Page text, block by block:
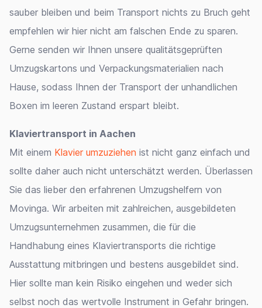
sauber bleiben und beim Transport nichts zu Bruch geht
empfehlen wir hier nicht am falschen Ende zu sparen.
Gerne senden wir Ihnen unsere qualitätsgeprüften
Umzugskartons und Verpackungsmaterialien nach
Hause, sodass Ihnen der Transport der unhandlichen
Boxen im leeren Zustand erspart bleibt.
Klaviertransport in Aachen
Mit einem Klavier umzuziehen ist nicht ganz einfach und
sollte daher auch nicht unterschätzt werden. Überlassen
Sie das lieber den erfahrenen Umzugshelfern von
Movinga. Wir arbeiten mit zahlreichen, ausgebildeten
Umzugsunternehmen zusammen, die für die
Handhabung eines Klaviertransports die richtige
Ausstattung mitbringen und bestens ausgebildet sind.
Hier sollte man kein Risiko eingehen und weder sich
selbst noch das wertvolle Instrument in Gefahr bringen.